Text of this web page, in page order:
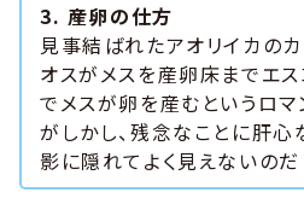
3. 産卵の仕方
見事結ばれたアオリイカのカ
オスがメスを産卵床までエス
でメスが卵を産むというロマ
がしかし、残念なことに肝
影に隠れてよく見えないのだ